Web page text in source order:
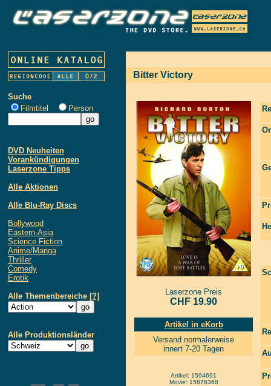
Suche
Filmtitel
Person
DVD Neuheiten
Vorankündigungen
Laserzone Tipps
Alle Aktionen
Alle Blu-Ray Discs
Bollywood
Eastern-Asia
Science Fiction
Anime/Manga
Thriller
Comedy
Erotik
Alle Themenbereiche [?]
Alle Produktionsländer
Bitter Victory
Laserzone Preis
CHF 19.90
Artikel in eKorb
Versand normalerweise
innert 7-20 Tagen
Artikel: 1594691
Movie: 15876368